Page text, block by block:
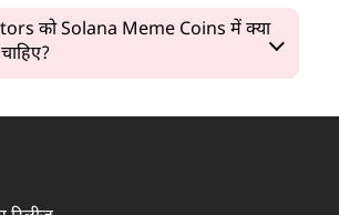
को Solana Meme Coins में क्या